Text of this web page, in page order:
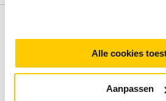
Alle cookies
Aanpassen
Beoordelingen binnenkort beschikbaar
Deel je ervaring met het product door